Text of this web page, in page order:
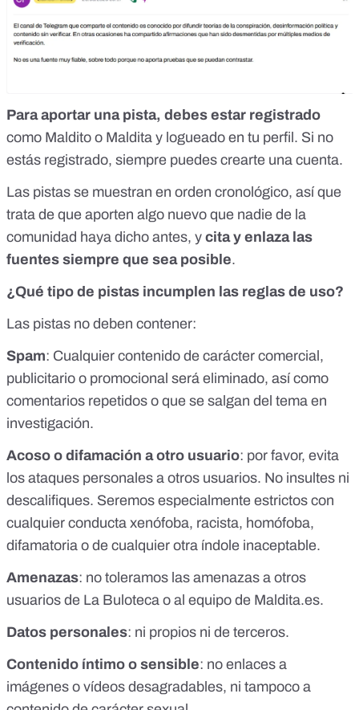
Para aportar una pista, debes estar registrado
como Maldito o Maldita y logueado en tu perfil. Si no
estás registrado, siempre puedes crearte una cuenta.
Las pistas se muestran en orden cronológico, así que
trata de que aporten algo nuevo que nadie de la
comunidad haya dicho antes, y cita y enlaza las
fuentes siempre que sea posible.
¿Qué tipo de pistas incumplen las reglas de uso?
Las pistas no deben contener:
Spam: Cualquier contenido de carácter comercial,
publicitario o promocional será eliminado, así como
comentarios repetidos o que se salgan del tema en
investigación.
Acoso o difamación a otro usuario: por favor, evita
los ataques personales a otros usuarios. No insultes ni
descalifiques. Seremos especialmente estrictos con
cualquier conducta xenófoba, racista, homófoba,
difamatoria o de cualquier otra índole inaceptable.
Amenazas: no toleramos las amenazas a otros
usuarios de La Buloteca o al equipo de Maldita.es.
Datos personales: ni propios ni de terceros.
Contenido íntimo o sensible: no enlaces a
imágenes o vídeos desagradables, ni tampoco a